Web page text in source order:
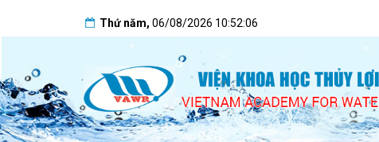
Thứ năm, 06/08/2026 10:52:07